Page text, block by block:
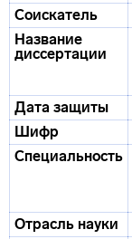
Соискатель
Название
диссертации
Дата защиты
Шифр
Специальность
Отрасль науки